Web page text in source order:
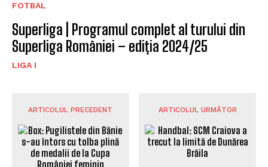
FOTBAL
Superliga | Programul complet al turului din
Superliga României – ediția 2024/25
LIGA I
ARTICOLUL PRECEDENT ARTICOLUL URMĂTOR